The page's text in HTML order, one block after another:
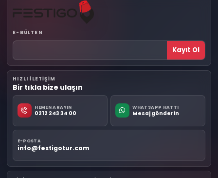
E-BÜLTEN
Kayıt Ol
HIZLI ILETIŞIM
Bir tıkla bize ulaşın
HEMEN ARAYIN
0212 243 34 00
WHATSAPP HATTI
Mesaj gönderin
E-POSTA
info@festigotur.com